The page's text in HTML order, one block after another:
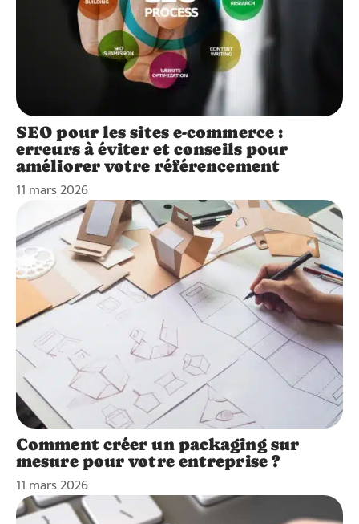
SEO pour les sites e-commerce :
erreurs à éviter et conseils pour
améliorer votre référencement
11 mars 2026
Comment créer un packaging sur
mesure pour votre entreprise ?
11 mars 2026